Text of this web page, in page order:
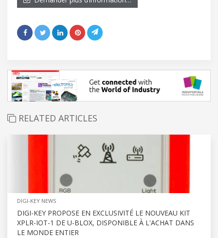
RELATED ARTICLES
DIGI-KEY NEWS
DIGI-KEY PROPOSE EN EXCLUSIVITÉ LE NOUVEAU KIT
XPLR-IOT-1 DE U-BLOX, DISPONIBLE À L'ACHAT DANS
LE MONDE ENTIER